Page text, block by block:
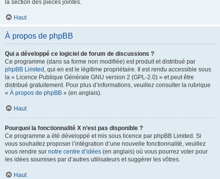
la section des pièces jointes.
Haut
À propos de phpBB
Qui a développé ce logiciel de forum de discussions ?
Ce programme (dans sa forme non modifiée) est produit et distribué par
phpBB Limited , qui en est le légitime propriétaire. Il est rendu accessible sous
la « Licence Publique Générale GNU version 2 (GPL-2.0) » et peut être
distribué gratuitement. Pour plus d’informations, veuillez consulter la rubrique
« À propos de phpBB » (en anglais).
Haut
Pourquoi la fonctionnalité X n’est pas disponible ?
Ce programme a été développé et mis sous licence par phpBB Limited. Si
vous souhaitez proposer l’intégration d’une nouvelle fonctionnalité, veuillez
vous rendre sur notre centre d’idées (en anglais) où vous pourrez voter pour
les idées soumises par d’autres utilisateurs et suggérer les vôtres.
Haut